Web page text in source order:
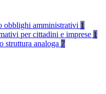
obblighi amministrativi 1
per cittadini e imprese 1
struttura analoga 7